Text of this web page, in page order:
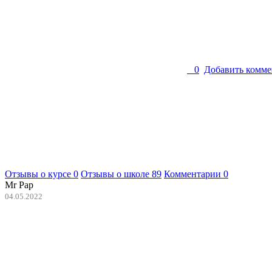
0 Добавить
Отзывы о курсе 0 Отзывы о школе 89 Комментарии 0
Mr Pap
04.05.2022